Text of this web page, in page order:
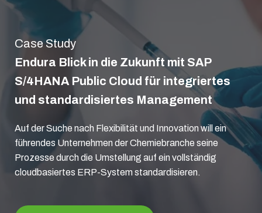
Case Study
Endura Blick in die Zukunft mit SAP
S/4HANA Public Cloud für integriertes
und standardisiertes Management
Auf der Suche nach Flexibilität und Innovation will ein
führendes Unternehmen der Chemiebranche seine
Prozesse durch die Umstellung auf ein vollständig
cloudbasiertes ERP-System standardisieren.